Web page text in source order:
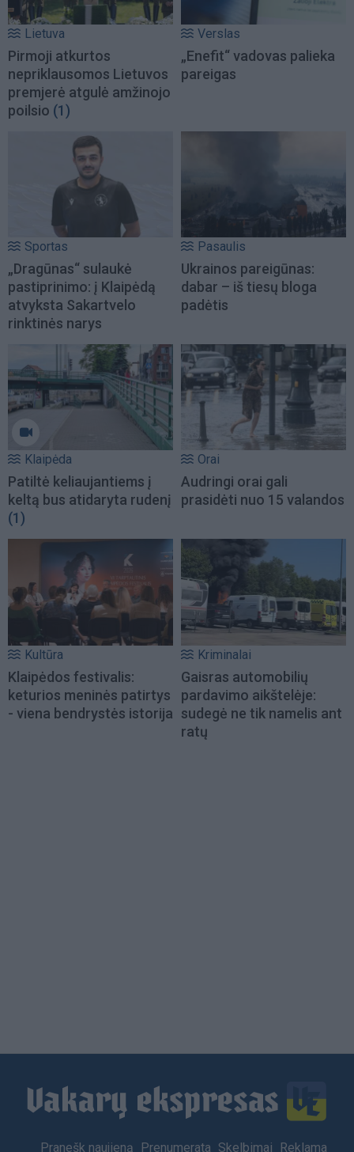
Lietuva
Pirmoji atkurtos
nepriklausomos Lietuvos
premjerė atgulė amžinojo
poilsio (1)
Verslas
„Enefit“ vadovas palieka
pareigas
Sportas
„Dragūnas“ sulaukė
pastiprinimo: į Klaipėdą
atvyksta Sakartvelo
rinktinės narys
Pasaulis
Ukrainos pareigūnas:
dabar – iš tiesų bloga
padėtis
Klaipėda
Patiltė keliaujantiems į
keltą bus atidaryta rudenį
(1)
Orai
Audringi orai gali
prasidėti nuo 15 valandos
Kultūra
Klaipėdos festivalis:
keturios meninės patirtys
- viena bendrystės istorija
Kriminalai
Gaisras automobilių
pardavimo aikštelėje:
sudegė ne tik namelis ant
ratų
Footer
Pranešk naujieną Prenumerata Skelbimai Reklama